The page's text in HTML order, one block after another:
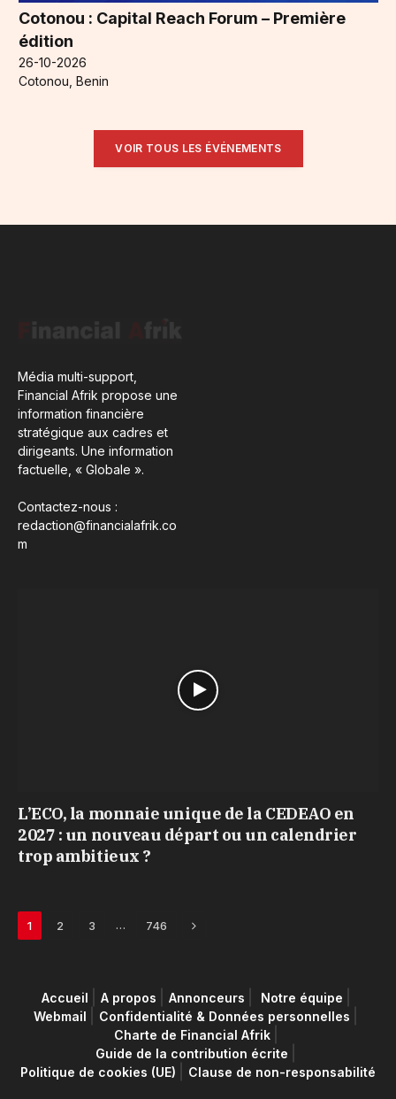
Cotonou : Capital Reach Forum – Première
édition
26-10-2026
Cotonou, Benin
VOIR TOUS LES ÉVÉNEMENTS
Média multi-support,
Financial Afrik propose une
information financière
stratégique aux cadres et
dirigeants. Une information
factuelle, « Globale ».
Contactez-nous :
redaction@financialafrik.co
m
L’ECO, la monnaie unique de la CEDEAO en
2027 : un nouveau départ ou un calendrier
trop ambitieux ?
1 2 3 … 746 Next
Accueil A propos Annonceurs
Notre équipe
Webmail
Confidentialité & Données personnelles
Charte de Financial Afrik
Guide de la contribution écrite
Politique de cookies (UE)
Clause de non-responsabilité